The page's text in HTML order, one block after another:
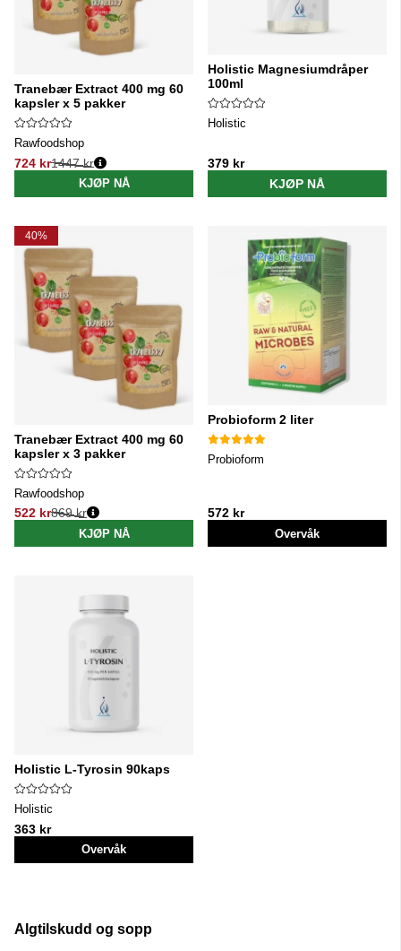
Tranebær Extract 400 mg 60
kapsler x 5 pakker
Rawfoodshop
724 kr
Vanlig pris:
1447 kr
KJØP NÅ
Holistic Magnesiumdråper
100ml
Holistic
379 kr
KJØP NÅ
40%
Tranebær Extract 400 mg 60
kapsler x 3 pakker
Rawfoodshop
522 kr
Vanlig pris:
869 kr
KJØP NÅ
Probioform 2 liter
Probioform
572 kr
Overvåk
Holistic L-Tyrosin 90kaps
Holistic
363 kr
Overvåk
Algtilskudd og sopp